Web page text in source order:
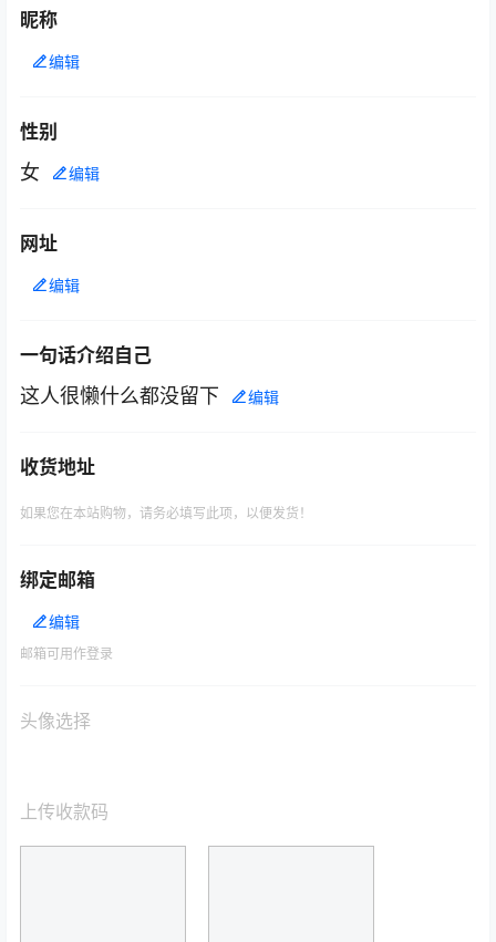
昵称
编辑
性别
女 编辑
网址
编辑
一句话介绍自己
这人很懒什么都没留下 编辑
收货地址
如果您在本站购物，请务必填写此项，以便发货！
绑定邮箱
编辑
邮箱可用作登录
头像选择
上传收款码